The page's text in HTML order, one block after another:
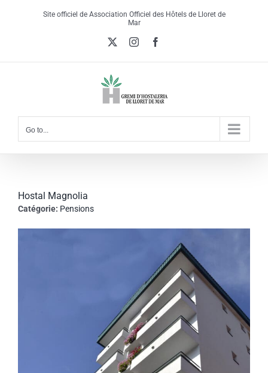
Site officiel de Association Officiel des Hôtels de Lloret de
Mar
Instagram
Go to...
Hostal Magnolia
Catégorie: Pensions